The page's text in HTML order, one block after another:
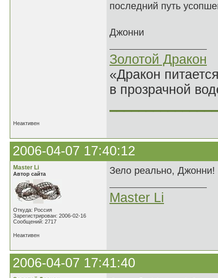
последний путь
Джонни
Золотой Дракон
«Дракон
в прозрачной
Неактивен
2006-04-07 17:40:12
Master Li
Автор сайта
Откуда: Россия
Зарегистрирован: 2006-02-16
Сообщений: 2717
Зело реально,
Master Li
Неактивен
2006-04-07 17:41:40